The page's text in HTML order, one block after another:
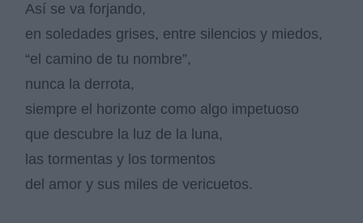
Así se va forjando,
en soledades grises, entre silencios y miedos,
“el camino de tu nombre”,
nunca la derrota,
siempre el horizonte como algo impetuoso
que descubre la luz de la luna,
las tormentas y los tormentos
del amor y sus miles de vericuetos.